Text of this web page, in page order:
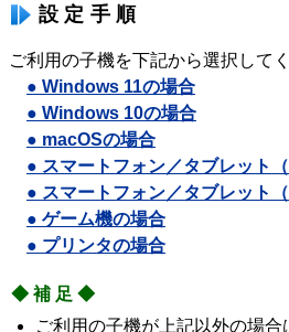
設定手順
ご利用の子機を下記から選択してく
● Windows 11の場合
● Windows 10の場合
● macOSの場合
● スマートフォン／タブレット
● スマートフォン／タブレット
● ゲーム機の場合
● プリンタの場合
◆補足◆
ご利用の子機が上記以外の場